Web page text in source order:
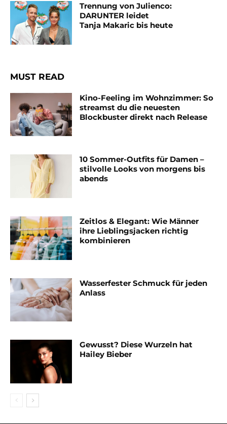
Trennung von Julienco:
DARUNTER leidet
Tanja Makaric bis heute
MUST READ
Kino-Feeling im Wohnzimmer: So
streamst du die neuesten
Blockbuster direkt nach Release
10 Sommer-Outfits für Damen –
stilvolle Looks von morgens bis
abends
Zeitlos & Elegant: Wie Männer
ihre Lieblingsjacken richtig
kombinieren
Wasserfester Schmuck für jeden
Anlass
Gewusst? Diese Wurzeln hat
Hailey Bieber